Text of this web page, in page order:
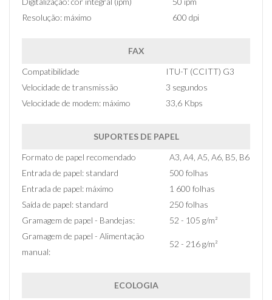
Resolução: máximo
600 dpi
FAX
Compatibilidade
ITU-T (CCITT) G3
Velocidade de transmissão
3 segundos
Velocidade de modem: máximo
33,6 Kbps
SUPORTES DE PAPEL
Formato de papel recomendado
A3, A4, A5, A6, B5, B6
Entrada de papel: standard
500 folhas
Entrada de papel: máximo
1 600 folhas
Saída de papel: standard
250 folhas
Gramagem de papel - Bandejas:
52 - 105 g/m²
Gramagem de papel - Alimentação
manual:
52 - 216 g/m²
ECOLOGIA